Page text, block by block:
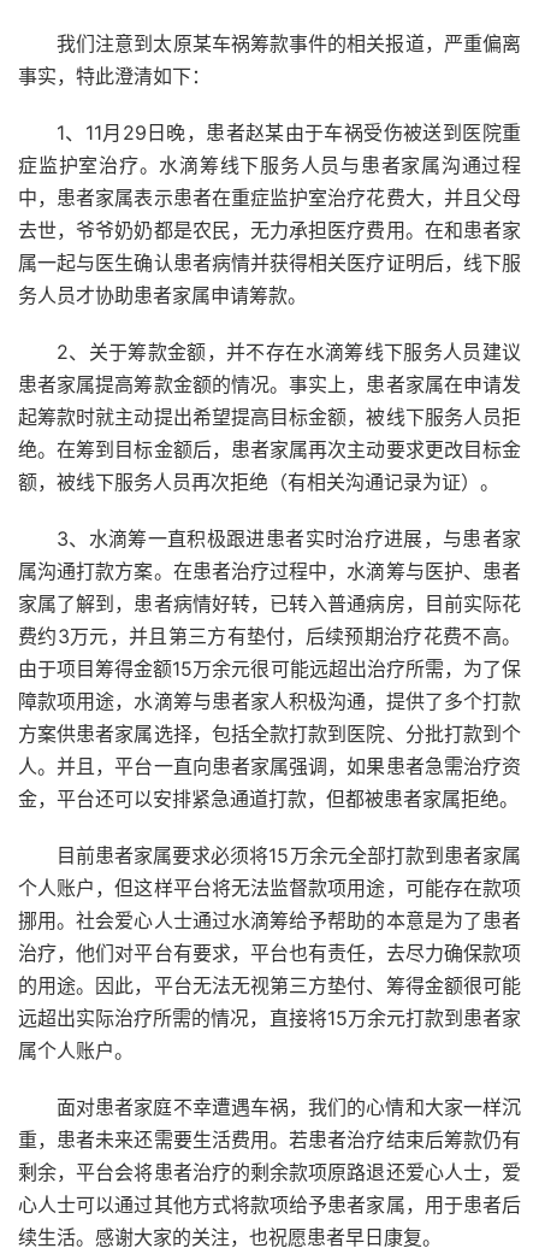
我们注意到太原某车祸筹款事件的相关报道，严重偏离
事实，特此澄清如下：
1、11月29日晚，患者赵某由于车祸受伤被送到医院重
症监护室治疗。水滴筹线下服务人员与患者家属沟通过程
中，患者家属表示患者在重症监护室治疗花费大，并且父母
去世，爷爷奶奶都是农民，无力承担医疗费用。在和患者家
属一起与医生确认患者病情并获得相关医疗证明后，线下服
务人员才协助患者家属申请筹款。
2、关于筹款金额，并不存在水滴筹线下服务人员建议
患者家属提高筹款金额的情况。事实上，患者家属在申请发
起筹款时就主动提出希望提高目标金额，被线下服务人员拒
绝。在筹到目标金额后，患者家属再次主动要求更改目标金
额，被线下服务人员再次拒绝（有相关沟通记录为证）。
3、水滴筹一直积极跟进患者实时治疗进展，与患者家
属沟通打款方案。在患者治疗过程中，水滴筹与医护、患者
家属了解到，患者病情好转，已转入普通病房，目前实际花
费约3万元，并且第三方有垫付，后续预期治疗花费不高。
由于项目筹得金额15万余元很可能远超出治疗所需，为了保
障款项用途，水滴筹与患者家人积极沟通，提供了多个打款
方案供患者家属选择，包括全款打款到医院、分批打款到个
人。并且，平台一直向患者家属强调，如果患者急需治疗资
金，平台还可以安排紧急通道打款，但都被患者家属拒绝。
目前患者家属要求必须将15万余元全部打款到患者家属
个人账户，但这样平台将无法监督款项用途，可能存在款项
挪用。社会爱心人士通过水滴筹给予帮助的本意是为了患者
治疗，他们对平台有要求，平台也有责任，去尽力确保款项
的用途。因此，平台无法无视第三方垫付、筹得金额很可能
远超出实际治疗所需的情况，直接将15万余元打款到患者家
属个人账户。
面对患者家庭不幸遭遇车祸，我们的心情和大家一样沉
重，患者未来还需要生活费用。若患者治疗结束后筹款仍有
剩余，平台会将患者治疗的剩余款项原路退还爱心人士，爱
心人士可以通过其他方式将款项给予患者家属，用于患者后
续生活。感谢大家的关注，也祝愿患者早日康复。